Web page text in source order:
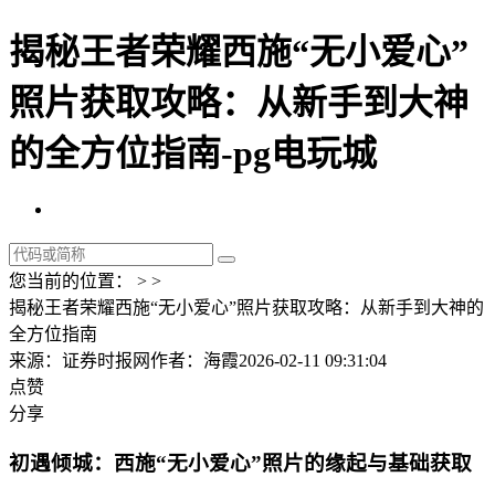
揭秘王者荣耀西施“无小爱心”
照片获取攻略：从新手到大神
的全方位指南-pg电玩城
您当前的位置： > >
揭秘王者荣耀西施“无小爱心”照片获取攻略：从新手到大神的
全方位指南
来源：证券时报网作者：海霞2026-02-11 09:31:04
点赞
分享
初遇倾城：西施“无小爱心”照片的缘起与基础获取